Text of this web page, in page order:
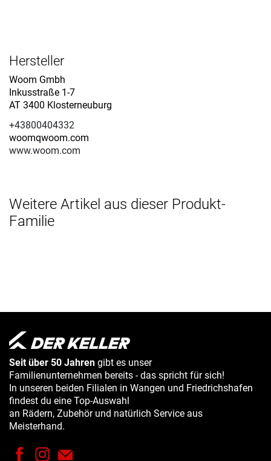
Hersteller
Woom Gmbh
Inkusstraße 1-7
AT 3400 Klosterneuburg
+43800404332
woomqwoom.com
www.woom.com
Weitere Artikel aus dieser Produkt-
Familie
Seit über 50 Jahren gibt es unser
Familienunternehmen bereits - das spricht für sich!
In unseren beiden Filialen in Wangen und Friedrichshafen
findest du eine Top-Auswahl
an Rädern, Zubehör und natürlich Service aus
Meisterhand.